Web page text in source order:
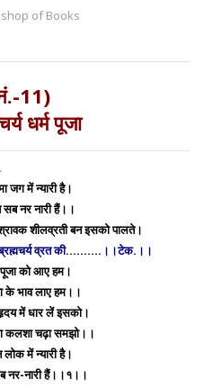
of Books
11)
धर्म पूजा
सोना…………….
जग में न्यारी है।
नर नारी हैं।।
शीलव्रती बन इसको पालते।
व्रत की……….।।टेक.।।
पूजा को आए हम।
के भाव लाए हम।।
में धार लें इसको।
कलशा चढ़ा समझो।।
लोक में न्यारी है।
नर-नारी हैं।।१।।